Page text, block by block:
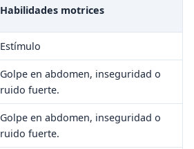
Habilidades motrices
Estímulo
Golpe en abdomen, inseguridad o
ruido fuerte.
Golpe en abdomen, inseguridad o
ruido fuerte.